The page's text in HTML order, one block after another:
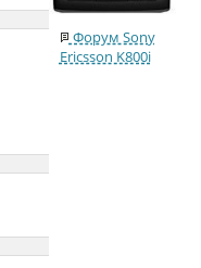
Форум Sony
Ericsson K800i